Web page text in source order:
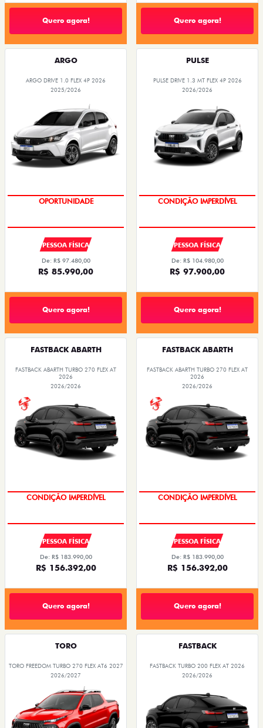
Quero agora! Quero agora!
ARGO
ARGO DRIVE 1.0 FLEX 4P 2026
2025/2026
OPORTUNIDADE
PESSOA FÍSICA
De: R$ 97.480,00
R$ 85.990,00
Quero agora!
PULSE
PULSE DRIVE 1.3 MT FLEX 4P 2026
2026/2026
CONDIÇÃO IMPERDÍVEL
PESSOA FÍSICA
De: R$ 104.980,00
R$ 97.900,00
Quero agora!
FASTBACK ABARTH
FASTBACK ABARTH TURBO 270 FLEX AT
2026
2026/2026
CONDIÇÃO IMPERDÍVEL
PESSOA FÍSICA
De: R$ 183.990,00
R$ 156.392,00
Quero agora!
FASTBACK ABARTH
FASTBACK ABARTH TURBO 270 FLEX AT
2026
2026/2026
CONDIÇÃO IMPERDÍVEL
PESSOA FÍSICA
De: R$ 183.990,00
R$ 156.392,00
Quero agora!
TORO
TORO FREEDOM TURBO 270 FLEX AT6 2027
2026/2027
FASTBACK
FASTBACK TURBO 200 FLEX AT 2026
2026/2026